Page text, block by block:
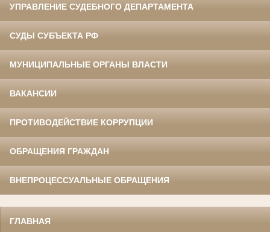
УПРАВЛЕНИЕ СУДЕБНОГО ДЕПАРТАМЕНТА
СУДЫ СУБЪЕКТА РФ
МУНИЦИПАЛЬНЫЕ ОРГАНЫ ВЛАСТИ
ВАКАНСИИ
ПРОТИВОДЕЙСТВИЕ КОРРУПЦИИ
ОБРАЩЕНИЯ ГРАЖДАН
ВНЕПРОЦЕССУАЛЬНЫЕ ОБРАЩЕНИЯ
ГЛАВНАЯ